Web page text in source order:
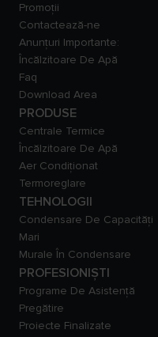
Promoții
Contactează-ne
Anunțuri Importante:
Încălzitoare De Apă
Faq
Download Area
PRODUSE
Centrale Termice
Încălzitoare De Apă
Aer Condiționat
Termoreglare
TEHNOLOGII
Condensare De Capacităţi
Mari
Murale În Condensare
PROFESIONIȘTI
Programe De Asistență
Pregătire
Proiecte Finalizate